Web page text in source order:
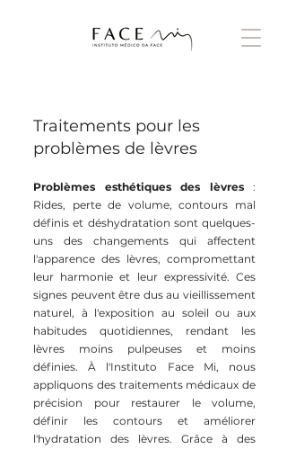
Traitements pour les
problèmes de lèvres
Problèmes esthétiques des lèvres:
Rides, perte de volume, contours mal
définis et déshydratation sont quelques-
uns des changements qui affectent
l'apparence des lèvres, compromettant
leur harmonie et leur expressivité. Ces
signes peuvent être dus au vieillissement
naturel, à l'exposition au soleil ou aux
habitudes quotidiennes, rendant les
lèvres moins pulpeuses et moins
définies. À l'Instituto Face Mi, nous
appliquons des traitements médicaux de
précision pour restaurer le volume,
définir les contours et améliorer
l'hydratation des lèvres. Grâce à des